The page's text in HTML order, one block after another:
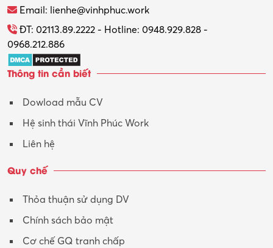
Tổ chức sự kiện – Quà tặng
Trợ lý
Tư vấn
Tư vấn – Kiến trúc
Y tế-Dược
Email: lienhe@vinhphuc.work
ĐT: 02113.89.2222 - Hotline: 0948.929.828 -
0968.212.886
Thông tin cần biết
Dowload mẫu CV
Hệ sinh thái Vĩnh Phúc Work
Liên hệ
Quy chế
Thỏa thuận sử dụng DV
Chính sách bảo mật
Cơ chế GQ tranh chấp